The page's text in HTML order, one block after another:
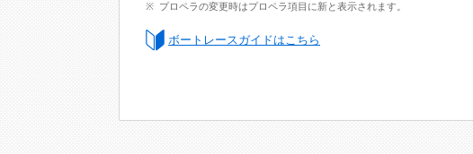
プロペラの変更時はプロペラ項目に新と表示されます。
ボートレースガイドはこちら